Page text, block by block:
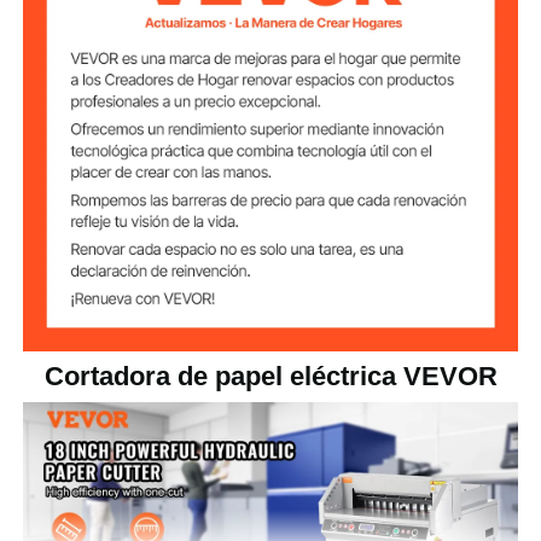
Grosor de corte 1,6 pulgadas (40 mm)
Precisión de corte ± 0,02 pulgada (± 0,5 mm)
Estructura de
prensado de
papel
Automatización
Modo de empuje
de papel
Automatización
Protección de
seguridad
Sí
máquina
40 x 31 x 26,4 pulgadas /
101,6 x 78,7 x 67 cm
Peso neto 253,5 libras / 115 kg
Cortadora de papel eléctrica VEVOR